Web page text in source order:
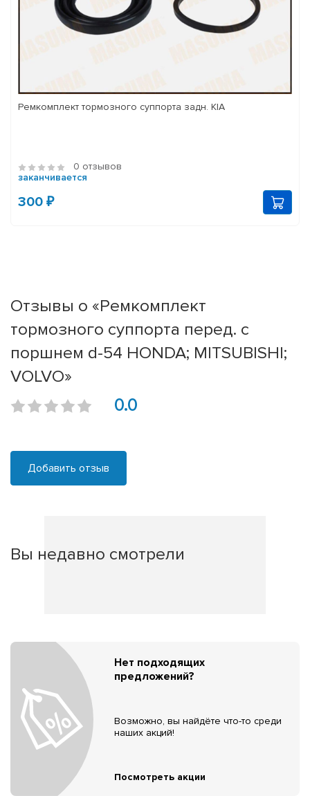
Ремкомплект тормозного суппорта задн. KIA
0 отзывов
заканчивается
300 ₽
Отзывы о «Ремкомплект
тормозного суппорта перед. с
поршнем d-54 HONDA; MITSUBISHI;
VOLVO»
0.0
Добавить отзыв
Вы недавно смотрели
Нет подходящих
предложений?
Возможно, вы найдёте что-то среди
наших акций!
Посмотреть акции